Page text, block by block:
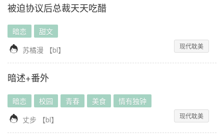
被迫协议后总裁天天吃醋
暗恋 甜文
 苏橘漫 【bl】 现代耽美
暗述+番外
暗恋 校园 青春 美食 情有独钟
 丈步 【bl】 现代耽美